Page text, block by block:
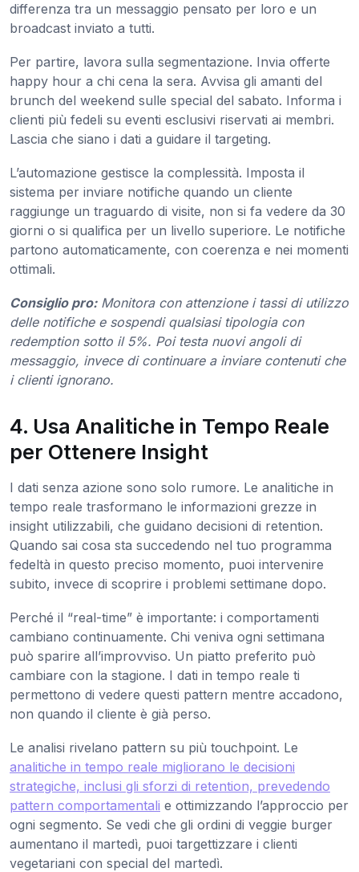
differenza tra un messaggio pensato per loro e un
broadcast inviato a tutti.
Per partire, lavora sulla segmentazione. Invia offerte
happy hour a chi cena la sera. Avvisa gli amanti del
brunch del weekend sulle special del sabato. Informa i
clienti più fedeli su eventi esclusivi riservati ai membri.
Lascia che siano i dati a guidare il targeting.
L’automazione gestisce la complessità. Imposta il
sistema per inviare notifiche quando un cliente
raggiunge un traguardo di visite, non si fa vedere da 30
giorni o si qualifica per un livello superiore. Le notifiche
partono automaticamente, con coerenza e nei momenti
ottimali.
Consiglio pro: Monitora con attenzione i tassi di utilizzo
delle notifiche e sospendi qualsiasi tipologia con
redemption sotto il 5%. Poi testa nuovi angoli di
messaggio, invece di continuare a inviare contenuti che
i clienti ignorano.
4. Usa Analitiche in Tempo Reale
per Ottenere Insight
I dati senza azione sono solo rumore. Le analitiche in
tempo reale trasformano le informazioni grezze in
insight utilizzabili, che guidano decisioni di retention.
Quando sai cosa sta succedendo nel tuo programma
fedeltà in questo preciso momento, puoi intervenire
subito, invece di scoprire i problemi settimane dopo.
Perché il “real-time” è importante: i comportamenti
cambiano continuamente. Chi veniva ogni settimana
può sparire all’improvviso. Un piatto preferito può
cambiare con la stagione. I dati in tempo reale ti
permettono di vedere questi pattern mentre accadono,
non quando il cliente è già perso.
Le analisi rivelano pattern su più touchpoint. Le
analitiche in tempo reale migliorano le decisioni
strategiche, inclusi gli sforzi di retention, prevedendo
pattern comportamentali e ottimizzando l’approccio per
ogni segmento. Se vedi che gli ordini di veggie burger
aumentano il martedì, puoi targettizzare i clienti
vegetariani con special del martedì.